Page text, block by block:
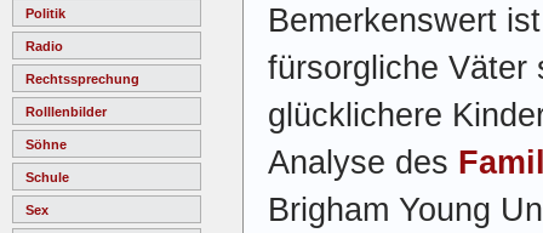
Politik
Radio
Rechtssprechung
Rolllenbilder
Söhne
Schule
Sex
Bemerkenswert
fürsorgliche Väter
glücklichere
Analyse des
Brigham Young